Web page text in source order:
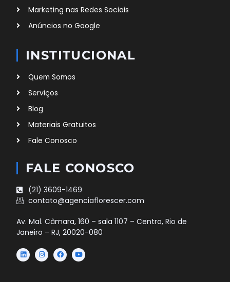
Marketing nas Redes Sociais
Anúncios no Google
INSTITUCIONAL
Quem Somos
Serviços
Blog
Materiais Gratuitos
Fale Conosco
FALE CONOSCO
(21) 3609-1469
contato@agenciaflorescer.com
Av. Mal. Câmara, 160 – sala 1107 – Centro, Rio de
Janeiro – RJ, 20020-080